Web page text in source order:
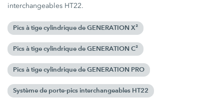
interchangeables HT22.
Pics à tige cylindrique de GENERATION X²
Pics à tige cylindrique de GENERATION C²
Pics à tige cylindrique de GENERATION PRO
Système de porte-pics interchangeables HT22